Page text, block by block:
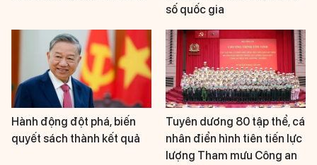
số quốc gia
Hành động đột phá, biến
quyết sách thành kết quả
Tuyên dương 80 tập thể, cá
nhân điển hình tiên tiến lực
lượng Tham mưu Công an